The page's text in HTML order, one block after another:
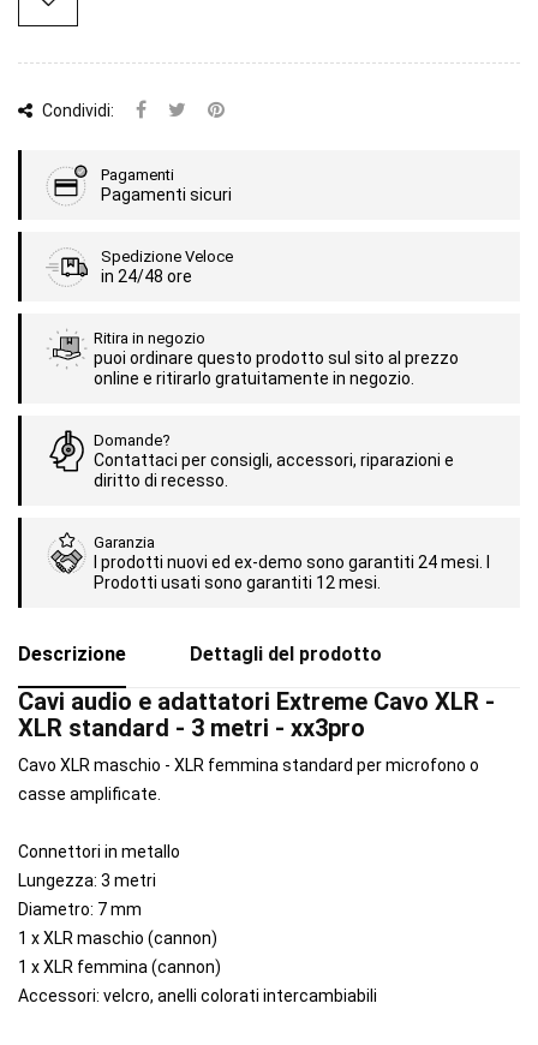
Condividi:
Pagamenti
Pagamenti sicuri
Spedizione Veloce
in 24/48 ore
Ritira in negozio
puoi ordinare questo prodotto sul sito al prezzo
online e ritirarlo gratuitamente in negozio.
Domande?
Contattaci per consigli, accessori, riparazioni e
diritto di recesso.
Garanzia
I prodotti nuovi ed ex-demo sono garantiti 24 mesi. I
Prodotti usati sono garantiti 12 mesi.
Descrizione Dettagli del prodotto
Cavi audio e adattatori Extreme Cavo XLR -
XLR standard - 3 metri - xx3pro
Cavo XLR maschio - XLR femmina standard per microfono o
casse amplificate.
Connettori in metallo
Lungezza: 3 metri
Diametro: 7 mm
1 x XLR maschio (cannon)
1 x XLR femmina (cannon)
Accessori: velcro, anelli colorati intercambiabili